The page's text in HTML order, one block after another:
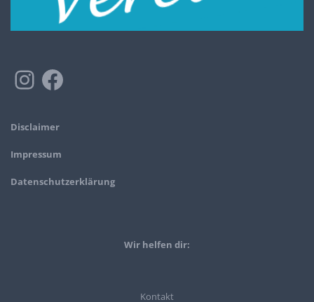
Disclaimer
Impressum
Datenschutzerklärung
Wir helfen dir:
Kontakt